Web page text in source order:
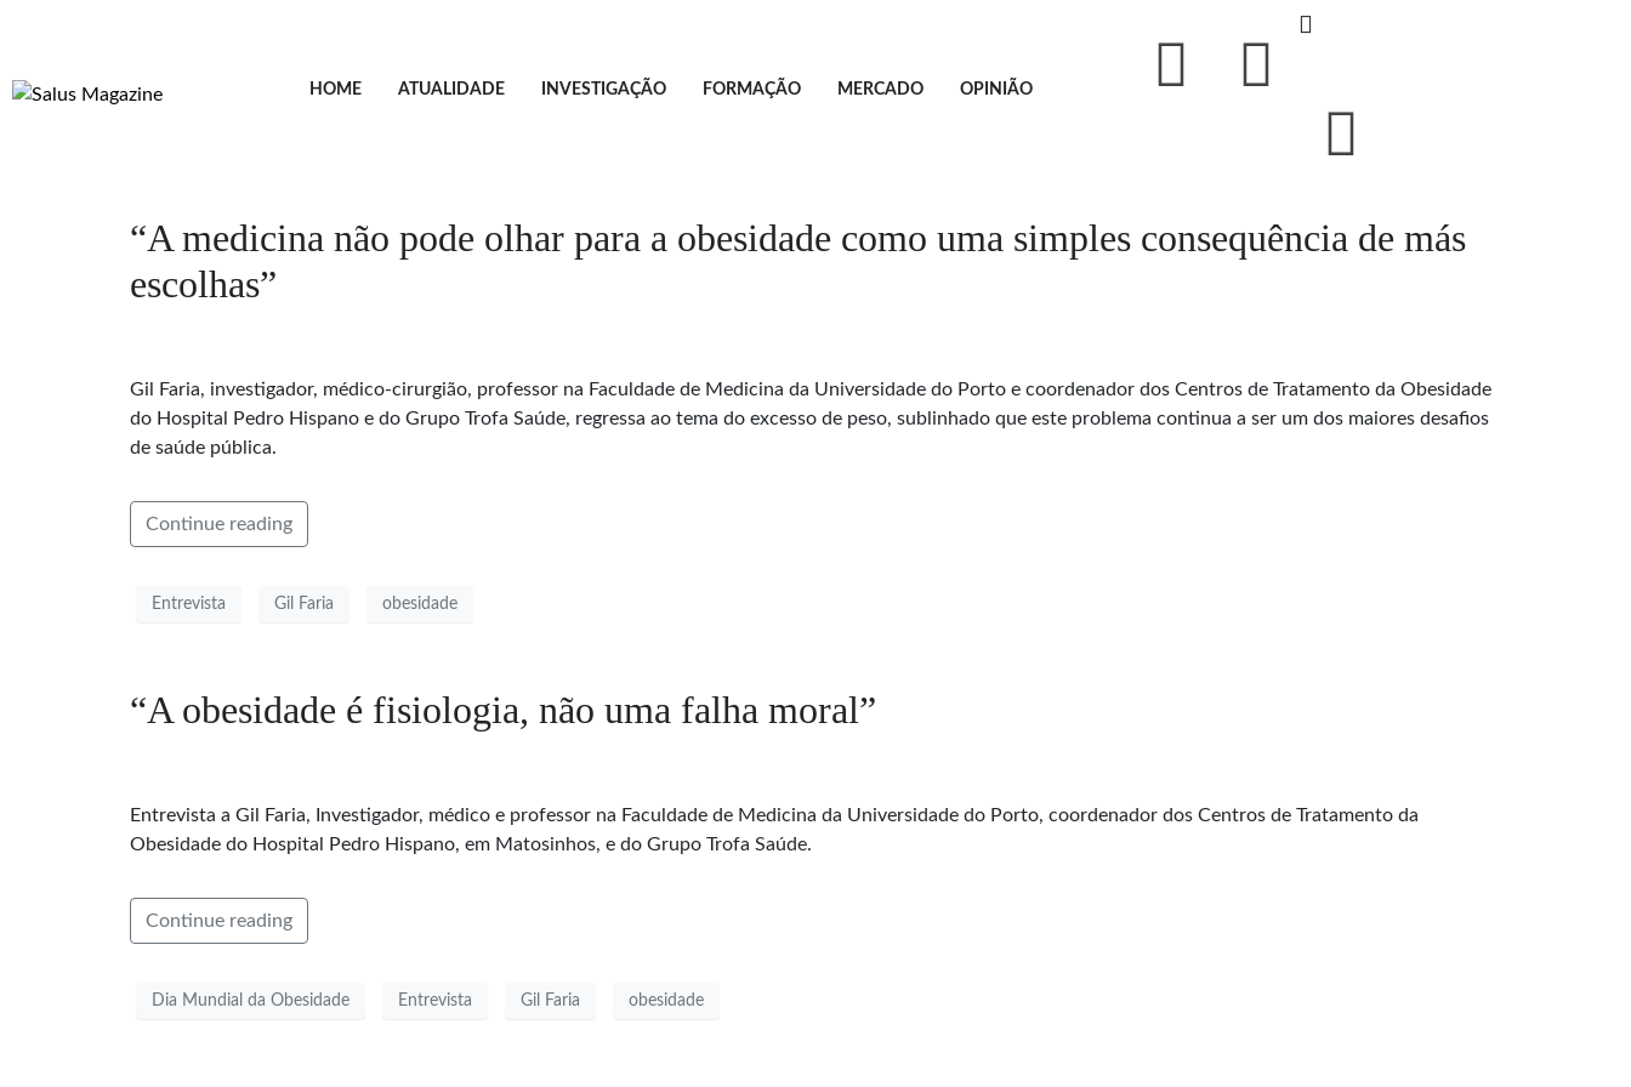
HOME ATUALIDADE INVESTIGAÇÃO FORMAÇÃO MERCADO OPINIÃO
“A medicina não pode olhar para a obesidade como uma simples consequência de más
escolhas”
Gil Faria, investigador, médico-cirurgião, professor na Faculdade de Medicina da Universidade do Porto e coordenador dos Centros de Tratamento da Obesidade
do Hospital Pedro Hispano e do Grupo Trofa Saúde, regressa ao tema do excesso de peso, sublinhado que este problema continua a ser um dos maiores desafios
de saúde pública.
Continue reading
Entrevista Gil Faria obesidade
“A obesidade é fisiologia, não uma falha moral”
Entrevista a Gil Faria, Investigador, médico e professor na Faculdade de Medicina da Universidade do Porto, coordenador dos Centros de Tratamento da
Obesidade do Hospital Pedro Hispano, em Matosinhos, e do Grupo Trofa Saúde.
Continue reading
Dia Mundial da Obesidade Entrevista Gil Faria obesidade